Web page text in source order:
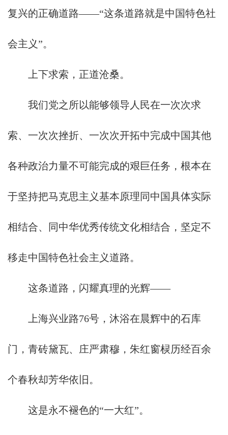
复兴的正确道路——“这条道路就是中国特色社
会主义”。
上下求索，正道沧桑。
我们党之所以能够领导人民在一次次求
索、一次次挫折、一次次开拓中完成中国其他
各种政治力量不可能完成的艰巨任务，根本在
于坚持把马克思主义基本原理同中国具体实际
相结合、同中华优秀传统文化相结合，坚定不
移走中国特色社会主义道路。
这条道路，闪耀真理的光辉——
上海兴业路76号，沐浴在晨辉中的石库
门，青砖黛瓦、庄严肃穆，朱红窗棂历经百余
个春秋却芳华依旧。
这是永不褪色的“一大红”。